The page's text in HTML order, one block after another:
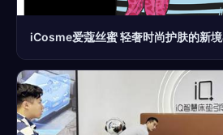
iCosme爱蔻丝蜜 轻奢时尚护肤的新